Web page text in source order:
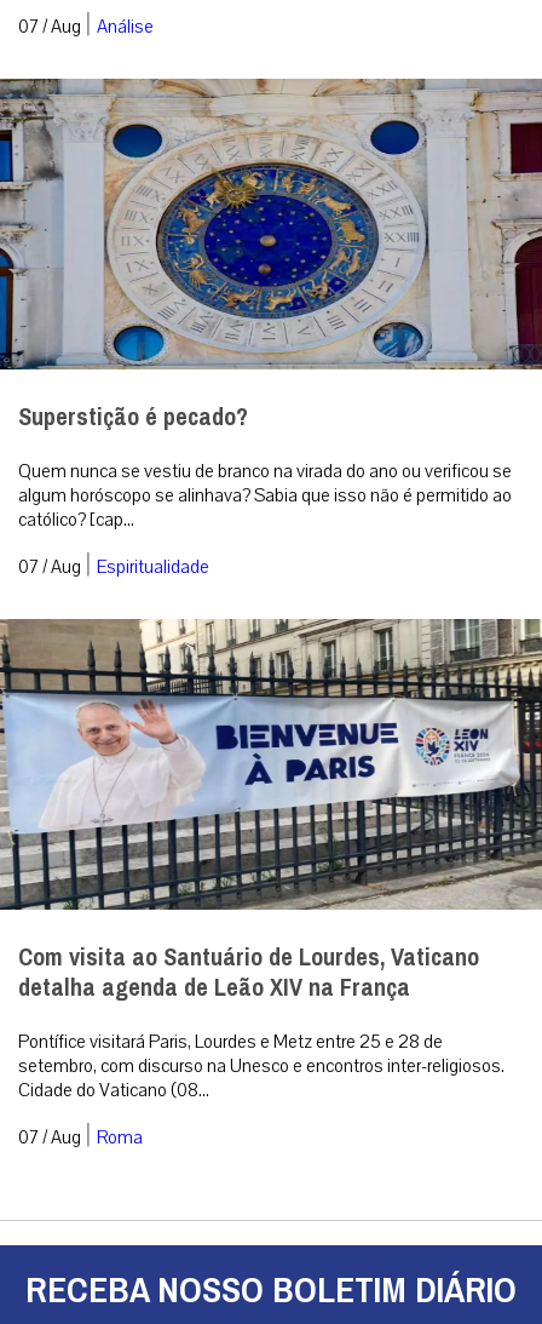
07 / Aug | Análise
Superstição é pecado?
Quem nunca se vestiu de branco na virada do ano ou verificou se
algum horóscopo se alinhava? Sabia que isso não é permitido ao
católico? [cap...
07 / Aug | Espiritualidade
Com visita ao Santuário de Lourdes, Vaticano
detalha agenda de Leão XIV na França
Pontífice visitará Paris, Lourdes e Metz entre 25 e 28 de
setembro, com discurso na Unesco e encontros inter-religiosos.
Cidade do Vaticano (08...
07 / Aug | Roma
RECEBA NOSSO BOLETIM DIÁRIO